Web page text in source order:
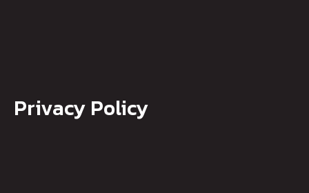
Privacy Policy